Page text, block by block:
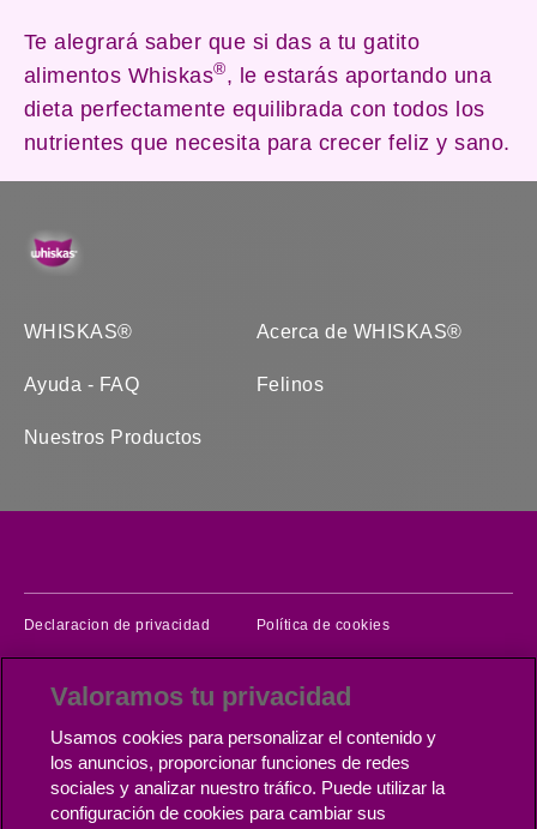
Te alegrará saber que si das a tu gatito
alimentos Whiskas®, le estarás aportando una
dieta perfectamente equilibrada con todos los
nutrientes que necesita para crecer feliz y sano.
WHISKAS® Acerca de WHISKAS®
Ayuda - FAQ Felinos
Nuestros Productos
Declaracion de privacidad (opens in new window)
Política de cookies(opens in new
Accesibilidad(opens in new window)Cadena de suministro
Configuración de cookies (opens in new window)
Copyright © Mars 2026 (Whiskas)®, Propiedad de Mars Incorporated
Valoramos tu privacidad
Usamos cookies para personalizar el contenido y
los anuncios, proporcionar funciones de redes
sociales y analizar nuestro tráfico. Puede utilizar la
configuración de cookies para cambiar sus